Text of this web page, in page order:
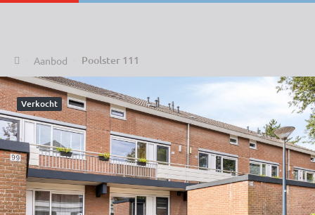
HomeAanbod Poolster 111
Verkocht